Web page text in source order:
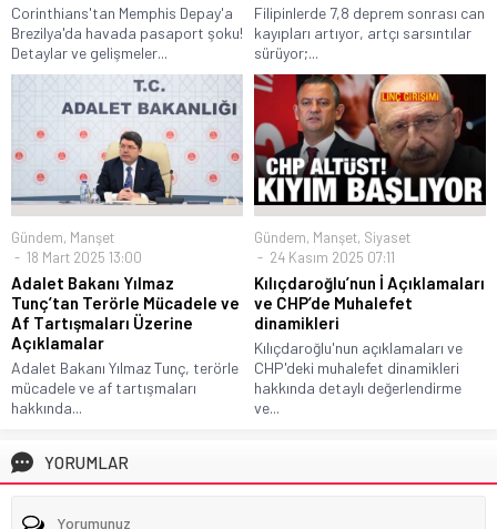
Corinthians'tan Memphis Depay'a
Brezilya'da havada pasaport şoku!
Detaylar ve gelişmeler...
Filipinlerde 7,8 deprem sonrası can
kayıpları artıyor, artçı sarsıntılar
sürüyor;...
Gündem, Manşet
18 Mart 2025 13:00
Adalet Bakanı Yılmaz
Tunç’tan Terörle Mücadele ve
Af Tartışmaları Üzerine
Açıklamalar
Adalet Bakanı Yılmaz Tunç, terörle
mücadele ve af tartışmaları
hakkında...
Gündem, Manşet, Siyaset
24 Kasım 2025 07:11
Kılıçdaroğlu’nun İ Açıklamaları
ve CHP’de Muhalefet
dinamikleri
Kılıçdaroğlu'nun açıklamaları ve
CHP'deki muhalefet dinamikleri
hakkında detaylı değerlendirme
ve...
YORUMLAR